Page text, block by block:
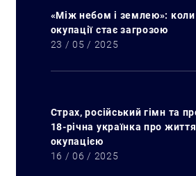
Искать:
«Між небом і землею»: коли
окупації стає загрозою
23 / 05 / 2025
Страх, російський гімн та
18-річна українка про
окупацією
16 / 06 / 2025